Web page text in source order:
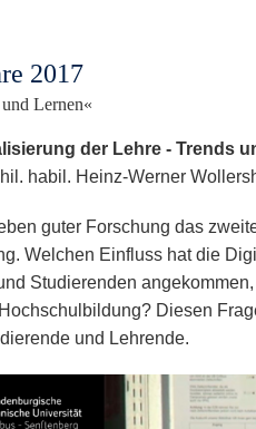
2017
Lernen«
der Lehre - Trends
habil. Heinz-Werner
guter Forschung das
Welchen Einfluss hat die
Studierenden
Diesen
und Lehrende.